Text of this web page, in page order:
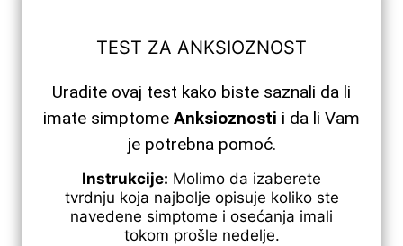
TEST ZA ANKSIOZNOST
Uradite ovaj test kako biste saznali da li
imate simptome Anksioznosti i da li Vam
je potrebna pomoć.
Instrukcije: Molimo da izaberete
tvrdnju koja najbolje opisuje koliko ste
navedene simptome i osećanja imali
tokom prošle nedelje.